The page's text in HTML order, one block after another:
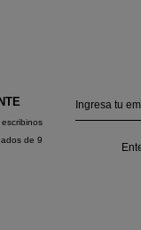
escribinos
de 9